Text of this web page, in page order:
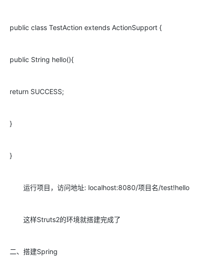
public class TestAction extends ActionSupport {
public String hello(){
return SUCCESS;
}
}
运行项目，访问地址: localhost:8080/项目名/test!hello
这样Struts2的环境就搭建完成了
二、搭建Spring